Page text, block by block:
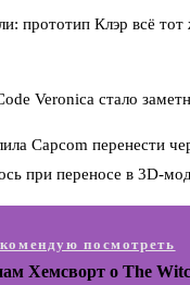
прототип Клэр всё
Veronica стало
Capcom
при переносе в 3D-
посмотреть
Хемсворт о The